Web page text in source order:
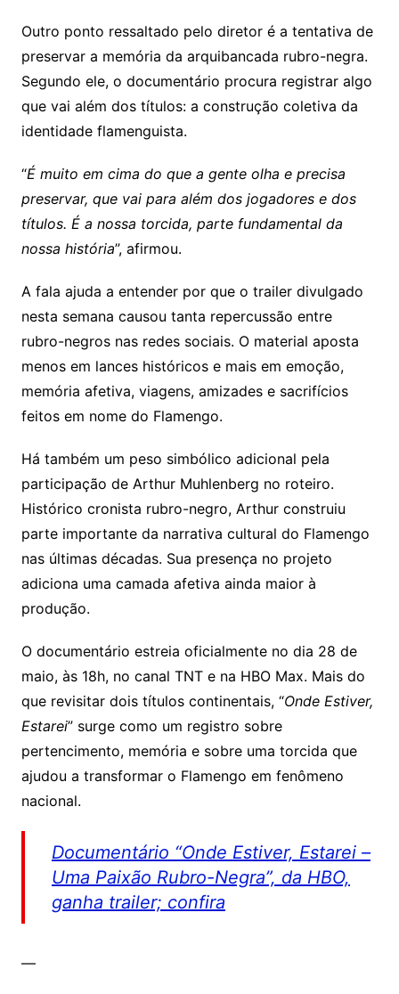
Outro ponto ressaltado pelo diretor é a tentativa de
preservar a memória da arquibancada rubro-negra.
Segundo ele, o documentário procura registrar algo
que vai além dos títulos: a construção coletiva da
identidade flamenguista.
“É muito em cima do que a gente olha e precisa
preservar, que vai para além dos jogadores e dos
títulos. É a nossa torcida, parte fundamental da
nossa história”, afirmou.
A fala ajuda a entender por que o trailer divulgado
nesta semana causou tanta repercussão entre
rubro-negros nas redes sociais. O material aposta
menos em lances históricos e mais em emoção,
memória afetiva, viagens, amizades e sacrifícios
feitos em nome do Flamengo.
Há também um peso simbólico adicional pela
participação de Arthur Muhlenberg no roteiro.
Histórico cronista rubro-negro, Arthur construiu
parte importante da narrativa cultural do Flamengo
nas últimas décadas. Sua presença no projeto
adiciona uma camada afetiva ainda maior à
produção.
O documentário estreia oficialmente no dia 28 de
maio, às 18h, no canal TNT e na HBO Max. Mais do
que revisitar dois títulos continentais, “Onde Estiver,
Estarei” surge como um registro sobre
pertencimento, memória e sobre uma torcida que
ajudou a transformar o Flamengo em fenômeno
nacional.
Documentário “Onde Estiver, Estarei –
Uma Paixão Rubro-Negra”, da HBO,
ganha trailer; confira
—